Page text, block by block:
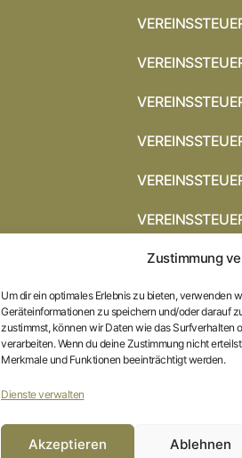
Zustimmung
Um dir ein optimales Erlebnis zu bieten, verwenden
Geräteinformationen zu speichern und/oder darauf
zustimmst, können wir Daten wie das Surfverhalten
verarbeiten. Wenn du deine Zustimmung nicht
Merkmale und Funktionen beeinträchtigt werden.
Dienste verwalten
Akzeptieren Ablehnen
STARTSEITE